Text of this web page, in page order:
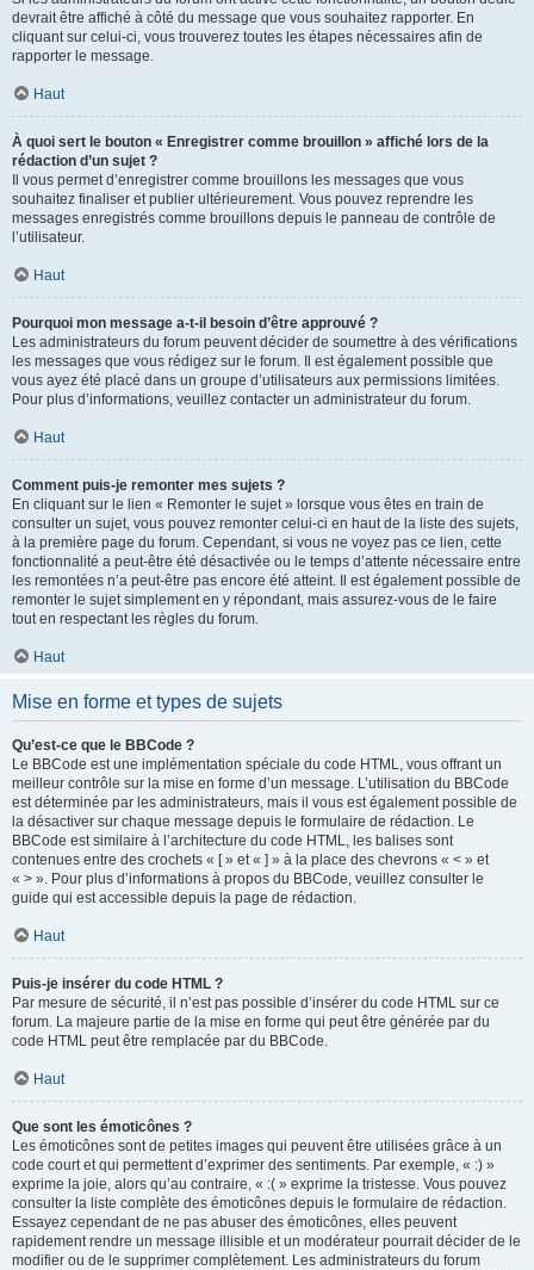
devrait être affiché à côté du message que vous souhaitez rapporter. En
cliquant sur celui-ci, vous trouverez toutes les étapes nécessaires afin de
rapporter le message.
Haut
À quoi sert le bouton « Enregistrer comme brouillon » affiché lors de la
rédaction d’un sujet ?
Il vous permet d’enregistrer comme brouillons les messages que vous
souhaitez finaliser et publier ultérieurement. Vous pouvez reprendre les
messages enregistrés comme brouillons depuis le panneau de contrôle de
l’utilisateur.
Haut
Pourquoi mon message a-t-il besoin d’être approuvé ?
Les administrateurs du forum peuvent décider de soumettre à des vérifications
les messages que vous rédigez sur le forum. Il est également possible que
vous ayez été placé dans un groupe d’utilisateurs aux permissions limitées.
Pour plus d’informations, veuillez contacter un administrateur du forum.
Haut
Comment puis-je remonter mes sujets ?
En cliquant sur le lien « Remonter le sujet » lorsque vous êtes en train de
consulter un sujet, vous pouvez remonter celui-ci en haut de la liste des sujets,
à la première page du forum. Cependant, si vous ne voyez pas ce lien, cette
fonctionnalité a peut-être été désactivée ou le temps d’attente nécessaire entre
les remontées n’a peut-être pas encore été atteint. Il est également possible de
remonter le sujet simplement en y répondant, mais assurez-vous de le faire
tout en respectant les règles du forum.
Haut
Mise en forme et types de sujets
Qu’est-ce que le BBCode ?
Le BBCode est une implémentation spéciale du code HTML, vous offrant un
meilleur contrôle sur la mise en forme d’un message. L’utilisation du BBCode
est déterminée par les administrateurs, mais il vous est également possible de
la désactiver sur chaque message depuis le formulaire de rédaction. Le
BBCode est similaire à l’architecture du code HTML, les balises sont
contenues entre des crochets « [ » et « ] » à la place des chevrons « < » et
« > ». Pour plus d’informations à propos du BBCode, veuillez consulter le
guide qui est accessible depuis la page de rédaction.
Haut
Puis-je insérer du code HTML ?
Par mesure de sécurité, il n’est pas possible d’insérer du code HTML sur ce
forum. La majeure partie de la mise en forme qui peut être générée par du
code HTML peut être remplacée par du BBCode.
Haut
Que sont les émoticônes ?
Les émoticônes sont de petites images qui peuvent être utilisées grâce à un
code court et qui permettent d’exprimer des sentiments. Par exemple, « :) »
exprime la joie, alors qu’au contraire, « :( » exprime la tristesse. Vous pouvez
consulter la liste complète des émoticônes depuis le formulaire de rédaction.
Essayez cependant de ne pas abuser des émoticônes, elles peuvent
rapidement rendre un message illisible et un modérateur pourrait décider de le
modifier ou de le supprimer complètement. Les administrateurs du forum